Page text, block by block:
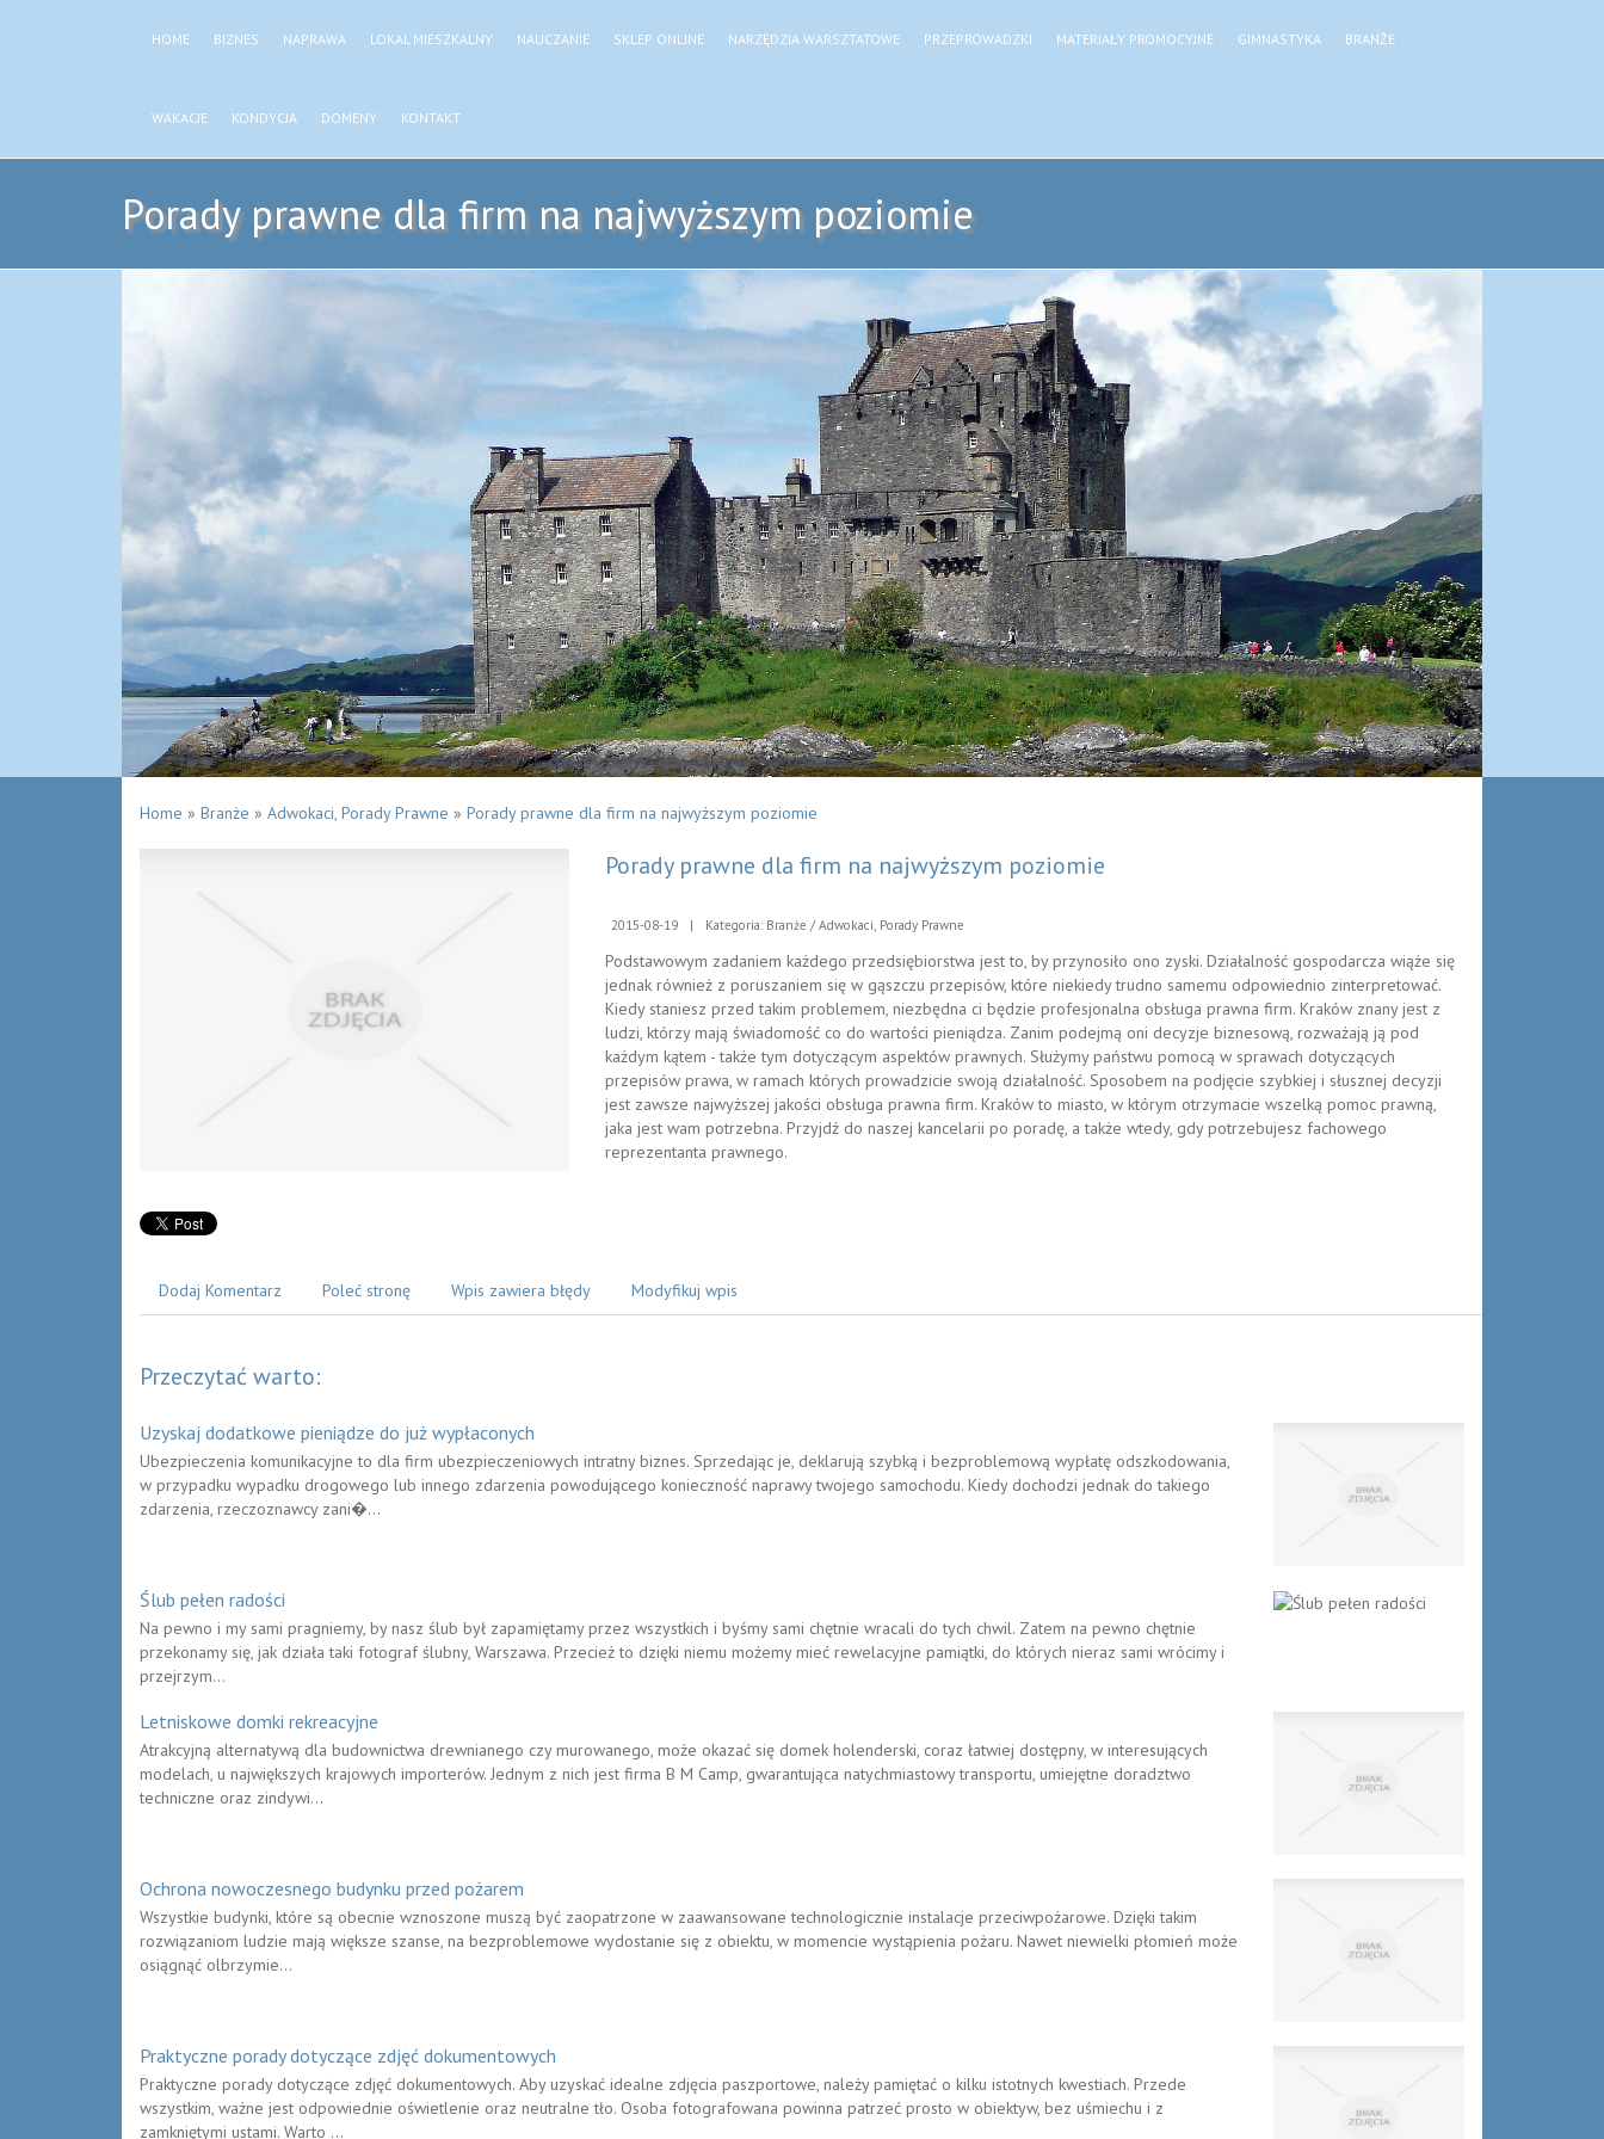
HOME BIZNES NAPRAWA LOKAL MIESZKALNY NAUCZANIE SKLEP ONLINE NARZĘDZIA WARSZTATOWE PRZEPROWADZKI MATERIAŁY PROMOCYJNE GIMNASTYKA BRANŻE
WAKACJE KONDYCJA DOMENY KONTAKT
Porady prawne dla firm na najwyższym poziomie
Home » Branże » Adwokaci, Porady Prawne » Porady prawne dla firm na najwyższym poziomie
Porady prawne dla firm na najwyższym poziomie
2015-08-19 | Kategoria: Branże / Adwokaci, Porady Prawne
Podstawowym zadaniem każdego przedsiębiorstwa jest to, by przynosiło ono zyski. Działalność gospodarcza wiąże się
jednak również z poruszaniem się w gąszczu przepisów, które niekiedy trudno samemu odpowiednio zinterpretować.
Kiedy staniesz przed takim problemem, niezbędna ci będzie profesjonalna obsługa prawna firm. Kraków znany jest z
ludzi, którzy mają świadomość co do wartości pieniądza. Zanim podejmą oni decyzje biznesową, rozważają ją pod
każdym kątem - także tym dotyczącym aspektów prawnych. Służymy państwu pomocą w sprawach dotyczących
przepisów prawa, w ramach których prowadzicie swoją działalność. Sposobem na podjęcie szybkiej i słusznej decyzji
jest zawsze najwyższej jakości obsługa prawna firm. Kraków to miasto, w którym otrzymacie wszelką pomoc prawną,
jaka jest wam potrzebna. Przyjdź do naszej kancelarii po poradę, a także wtedy, gdy potrzebujesz fachowego
reprezentanta prawnego.
Dodaj Komentarz Poleć stronę Wpis zawiera błędy Modyfikuj wpis
Przeczytać warto:
Uzyskaj dodatkowe pieniądze do już wypłaconych
Ubezpieczenia komunikacyjne to dla firm ubezpieczeniowych intratny biznes. Sprzedając je, deklarują szybką i bezproblemową wypłatę odszkodowania,
w przypadku wypadku drogowego lub innego zdarzenia powodującego konieczność naprawy twojego samochodu. Kiedy dochodzi jednak do takiego
zdarzenia, rzeczoznawcy zani�...
Ślub pełen radości
Na pewno i my sami pragniemy, by nasz ślub był zapamiętamy przez wszystkich i byśmy sami chętnie wracali do tych chwil. Zatem na pewno chętnie
przekonamy się, jak działa taki fotograf ślubny, Warszawa. Przecież to dzięki niemu możemy mieć rewelacyjne pamiątki, do których nieraz sami wrócimy i
przejrzym...
Letniskowe domki rekreacyjne
Atrakcyjną alternatywą dla budownictwa drewnianego czy murowanego, może okazać się domek holenderski, coraz łatwiej dostępny, w interesujących
modelach, u największych krajowych importerów. Jednym z nich jest firma B M Camp, gwarantująca natychmiastowy transportu, umiejętne doradztwo
techniczne oraz zindywi...
Ochrona nowoczesnego budynku przed pożarem
Wszystkie budynki, które są obecnie wznoszone muszą być zaopatrzone w zaawansowane technologicznie instalacje przeciwpożarowe. Dzięki takim
rozwiązaniom ludzie mają większe szanse, na bezproblemowe wydostanie się z obiektu, w momencie wystąpienia pożaru. Nawet niewielki płomień może
osiągnąć olbrzymie...
Praktyczne porady dotyczące zdjęć dokumentowych
Praktyczne porady dotyczące zdjęć dokumentowych. Aby uzyskać idealne zdjęcia paszportowe, należy pamiętać o kilku istotnych kwestiach. Przede
wszystkim, ważne jest odpowiednie oświetlenie oraz neutralne tło. Osoba fotografowana powinna patrzeć prosto w obiektyw, bez uśmiechu i z
zamkniętymi ustami. Warto ...